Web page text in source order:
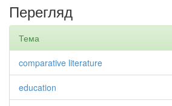
Перегляд
Тема
comparative literature
education